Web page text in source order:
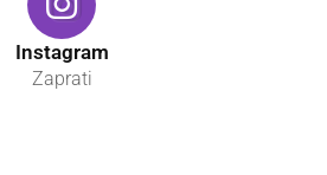
Instagram
Zaprati